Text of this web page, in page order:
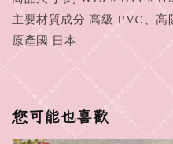
主要材質成分 高級 PVC、
原產國 日本
您可能也喜歡